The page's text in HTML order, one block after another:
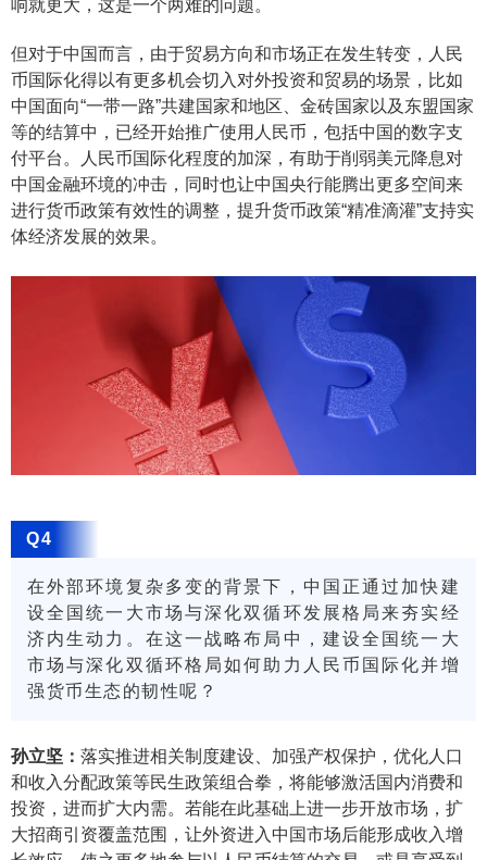
响就更大，这是一个两难的问题。
但对于中国而言，由于贸易方向和市场正在发生转变，人民
币国际化得以有更多机会切入对外投资和贸易的场景，比如
中国面向“一带一路”共建国家和地区、金砖国家以及东盟国家
等的结算中，已经开始推广使用人民币，包括中国的数字支
付平台。人民币国际化程度的加深，有助于削弱美元降息对
中国金融环境的冲击，同时也让中国央行能腾出更多空间来
进行货币政策有效性的调整，提升货币政策“精准滴灌”支持实
体经济发展的效果。
Q4
在外部环境复杂多变的背景下，中国正通过加快建
设全国统一大市场与深化双循环发展格局来夯实经
济内生动力。在这一战略布局中，建设全国统一大
市场与深化双循环格局如何助力人民币国际化并增
强货币生态的韧性呢？
孙立坚： 落实推进相关制度建设、加强产权保护，优化人口
和收入分配政策等民生政策组合拳，将能够激活国内消费和
投资，进而扩大内需。若能在此基础上进一步开放市场，扩
大招商引资覆盖范围，让外资进入中国市场后能形成收入增